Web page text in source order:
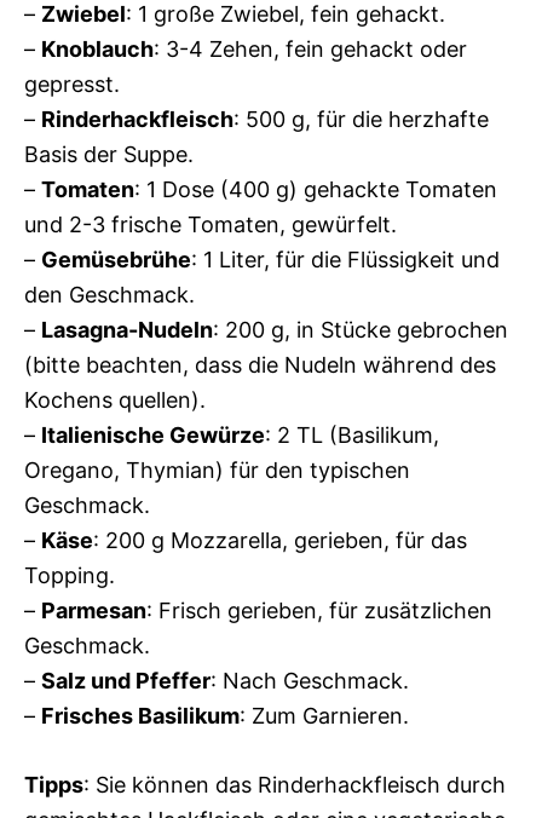
– Zwiebel: 1 große Zwiebel, fein gehackt.
– Knoblauch: 3-4 Zehen, fein gehackt oder
gepresst.
– Rinderhackfleisch: 500 g, für die herzhafte
Basis der Suppe.
– Tomaten: 1 Dose (400 g) gehackte Tomaten
und 2-3 frische Tomaten, gewürfelt.
– Gemüsebrühe: 1 Liter, für die Flüssigkeit und
den Geschmack.
– Lasagna-Nudeln: 200 g, in Stücke gebrochen
(bitte beachten, dass die Nudeln während des
Kochens quellen).
– Italienische Gewürze: 2 TL (Basilikum,
Oregano, Thymian) für den typischen
Geschmack.
– Käse: 200 g Mozzarella, gerieben, für das
Topping.
– Parmesan: Frisch gerieben, für zusätzlichen
Geschmack.
– Salz und Pfeffer: Nach Geschmack.
– Frisches Basilikum: Zum Garnieren.
Tipps: Sie können das Rinderhackfleisch durch